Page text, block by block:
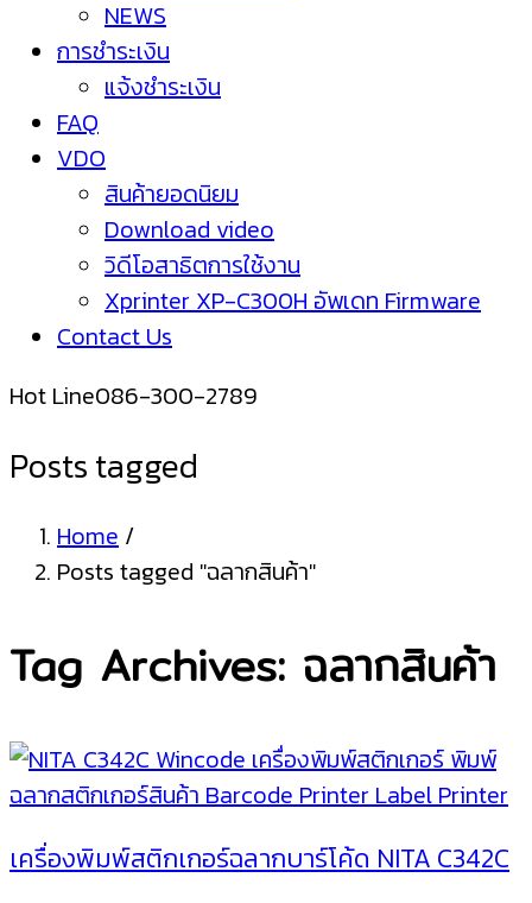
NEWS
การชำระเงิน
แจ้งชำระเงิน
FAQ
VDO
สินค้ายอดนิยม
Download video
วิดีโอสาธิตการใช้งาน
Xprinter XP-C300H อัพเดท Firmware
Contact Us
Hot Line086-300-2789
Posts tagged
Home /
Posts tagged "ฉลากสินค้า"
Tag Archives: ฉลากสินค้า
เครื่องพิมพ์สติกเกอร์ฉลากบาร์โค้ด NITA C342C